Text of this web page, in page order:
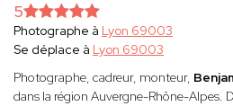
5
Photographe à Lyon 69003
Se déplace à Lyon 69003
Photographe, cadreur, monteur,
dans la région Auvergne-Rhône-Alpes.